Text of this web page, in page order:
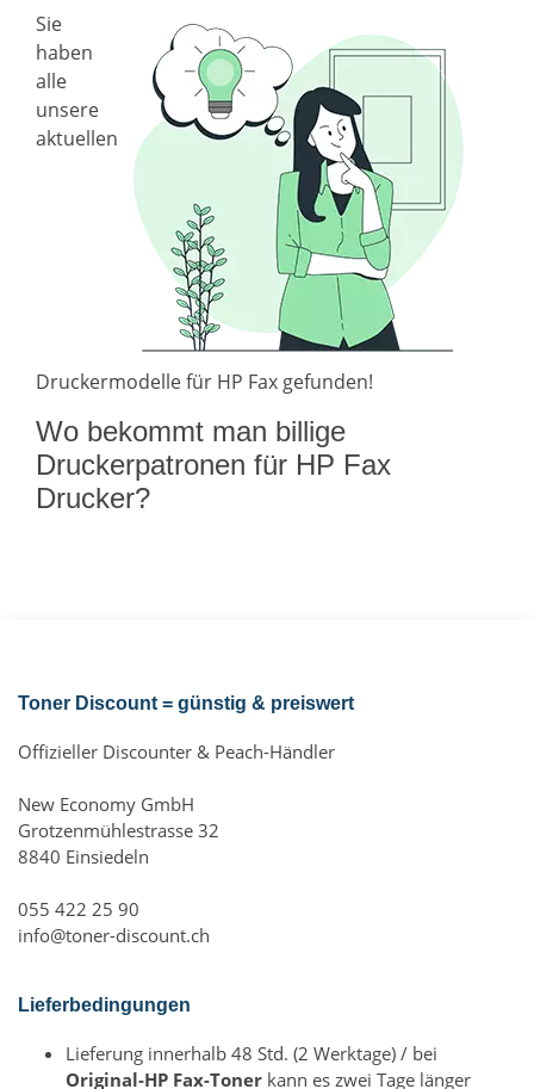
Sie
haben
alle
unsere
aktuellen
Druckermodelle für HP Fax gefunden!
Wo bekommt man billige
Druckerpatronen für HP Fax
Drucker?
Toner Discount = günstig & preiswert
Offizieller Discounter & Peach-Händler
New Economy GmbH
Grotzenmühlestrasse 32
8840 Einsiedeln
055 422 25 90
info@toner-discount.ch
Lieferbedingungen
Lieferung innerhalb 48 Std. (2 Werktage) / bei
Original-HP Fax-Toner kann es zwei Tage länger